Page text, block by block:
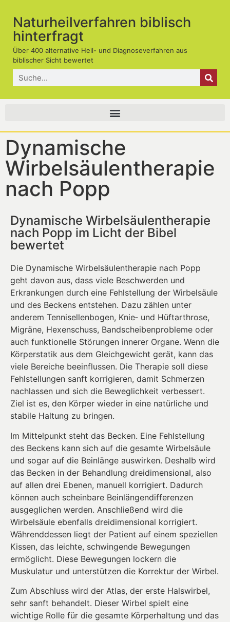
Naturheilverfahren biblisch
hinterfragt
Über 400 alternative Heil- und Diagnoseverfahren aus
biblischer Sicht bewertet
Dynamische
Wirbelsäulentherapie
nach Popp
Dynamische Wirbelsäulentherapie
nach Popp im Licht der Bibel
bewertet
Die Dynamische Wirbelsäulentherapie nach Popp
geht davon aus, dass viele Beschwerden und
Erkrankungen durch eine Fehlstellung der Wirbelsäule
und des Beckens entstehen. Dazu zählen unter
anderem Tennisellenbogen, Knie‑ und Hüftarthrose,
Migräne, Hexenschuss, Bandscheibenprobleme oder
auch funktionelle Störungen innerer Organe. Wenn die
Körperstatik aus dem Gleichgewicht gerät, kann das
viele Bereiche beeinflussen. Die Therapie soll diese
Fehlstellungen sanft korrigieren, damit Schmerzen
nachlassen und sich die Beweglichkeit verbessert.
Ziel ist es, den Körper wieder in eine natürliche und
stabile Haltung zu bringen.
Im Mittelpunkt steht das Becken. Eine Fehlstellung
des Beckens kann sich auf die gesamte Wirbelsäule
und sogar auf die Beinlänge auswirken. Deshalb wird
das Becken in der Behandlung dreidimensional, also
auf allen drei Ebenen, manuell korrigiert. Dadurch
können auch scheinbare Beinlängendifferenzen
ausgeglichen werden. Anschließend wird die
Wirbelsäule ebenfalls dreidimensional korrigiert.
Währenddessen liegt der Patient auf einem speziellen
Kissen, das leichte, schwingende Bewegungen
ermöglicht. Diese Bewegungen lockern die
Muskulatur und unterstützen die Korrektur der Wirbel.
Zum Abschluss wird der Atlas, der erste Halswirbel,
sehr sanft behandelt. Dieser Wirbel spielt eine
wichtige Rolle für die gesamte Körperhaltung und das